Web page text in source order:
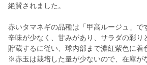
絶賛されました。
赤いタマネギの品種は「甲高ルージュ」で
辛味が少なく、甘みがあり、サラダの彩り
貯蔵するに従い、球内部まで濃紅紫色に着
※赤玉は栽培した量が少ないので、在庫が